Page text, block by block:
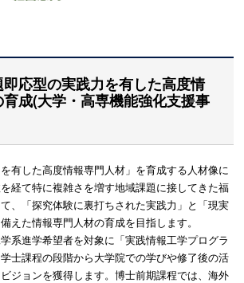
応型の実践力を有した高度情
成(大学・高専機能強化支援事
有した高度情報専門人材」を育成する人材像に
経て特に複雑さを増す地域課題に接してきた福
、「探究体験に裏打ちされた実践力」と「現実
えた情報専門人材の育成を目指します。
系進学希望者を対象に「実践情報工学プログラ
士課程の段階から大学院での学びや修了後の活
ジョンを獲得します。博士前期課程では、海外